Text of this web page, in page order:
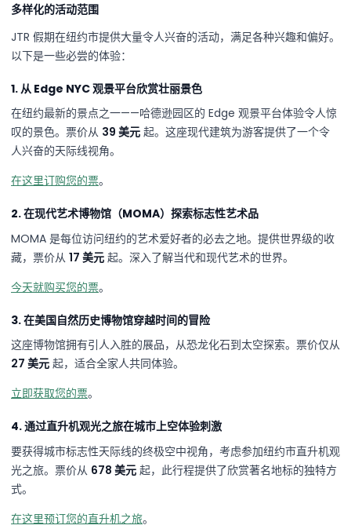
多样化的活动范围
JTR 假期在纽约市提供大量令人兴奋的活动，满足各种兴趣和偏好。
以下是一些必尝的体验：
1. 从 Edge NYC 观景平台欣赏壮丽景色
在纽约最新的景点之一——哈德逊园区的 Edge 观景平台体验令人惊
叹的景色。票价从 39 美元 起。这座现代建筑为游客提供了一个令
人兴奋的天际线视角。
在这里订购您的票。
2. 在现代艺术博物馆（MOMA）探索标志性艺术品
MOMA 是每位访问纽约的艺术爱好者的必去之地。提供世界级的收
藏，票价从 17 美元 起。深入了解当代和现代艺术的世界。
今天就购买您的票。
3. 在美国自然历史博物馆穿越时间的冒险
这座博物馆拥有引人入胜的展品，从恐龙化石到太空探索。票价仅从
27 美元 起，适合全家人共同体验。
立即获取您的票。
4. 通过直升机观光之旅在城市上空体验刺激
要获得城市标志性天际线的终极空中视角，考虑参加纽约市直升机观
光之旅。票价从 678 美元 起，此行程提供了欣赏著名地标的独特方
式。
在这里预订您的直升机之旅。